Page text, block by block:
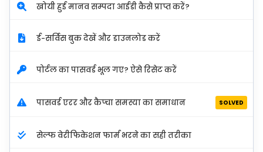
खोयी हुई मानव सम्पदा आईडी कैसे प्राप्त करें?
ई-सर्विस बुक देखें और डाउनलोड करें
पोर्टल का पासवर्ड भूल गए? ऐसे रिसेट करें
पासवर्ड एरर और कैप्चा समस्या का समाधान SOLVED
सेल्फ वेरीफिकेशन फार्म भरने का सही तरीका